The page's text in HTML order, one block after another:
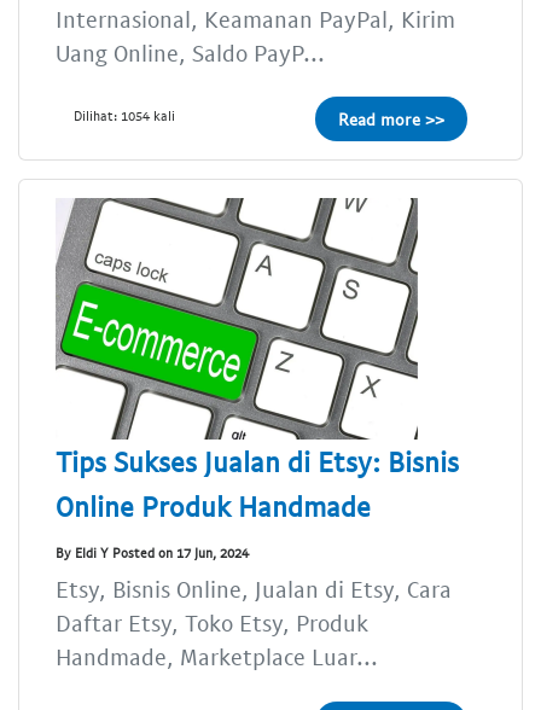
Internasional, Keamanan PayPal, Kirim
Uang Online, Saldo PayP...
Dilihat: 1054 kali Read more >>
Tips Sukses Jualan di Etsy: Bisnis
Online Produk Handmade
By Eldi Y Posted on 17 Jun, 2024
Etsy, Bisnis Online, Jualan di Etsy, Cara
Daftar Etsy, Toko Etsy, Produk
Handmade, Marketplace Luar...